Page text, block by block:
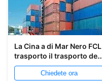
La Cina a di Mar Nero FCL
trasporto il trasporto del
contenitore di FCL
Chiedete ora